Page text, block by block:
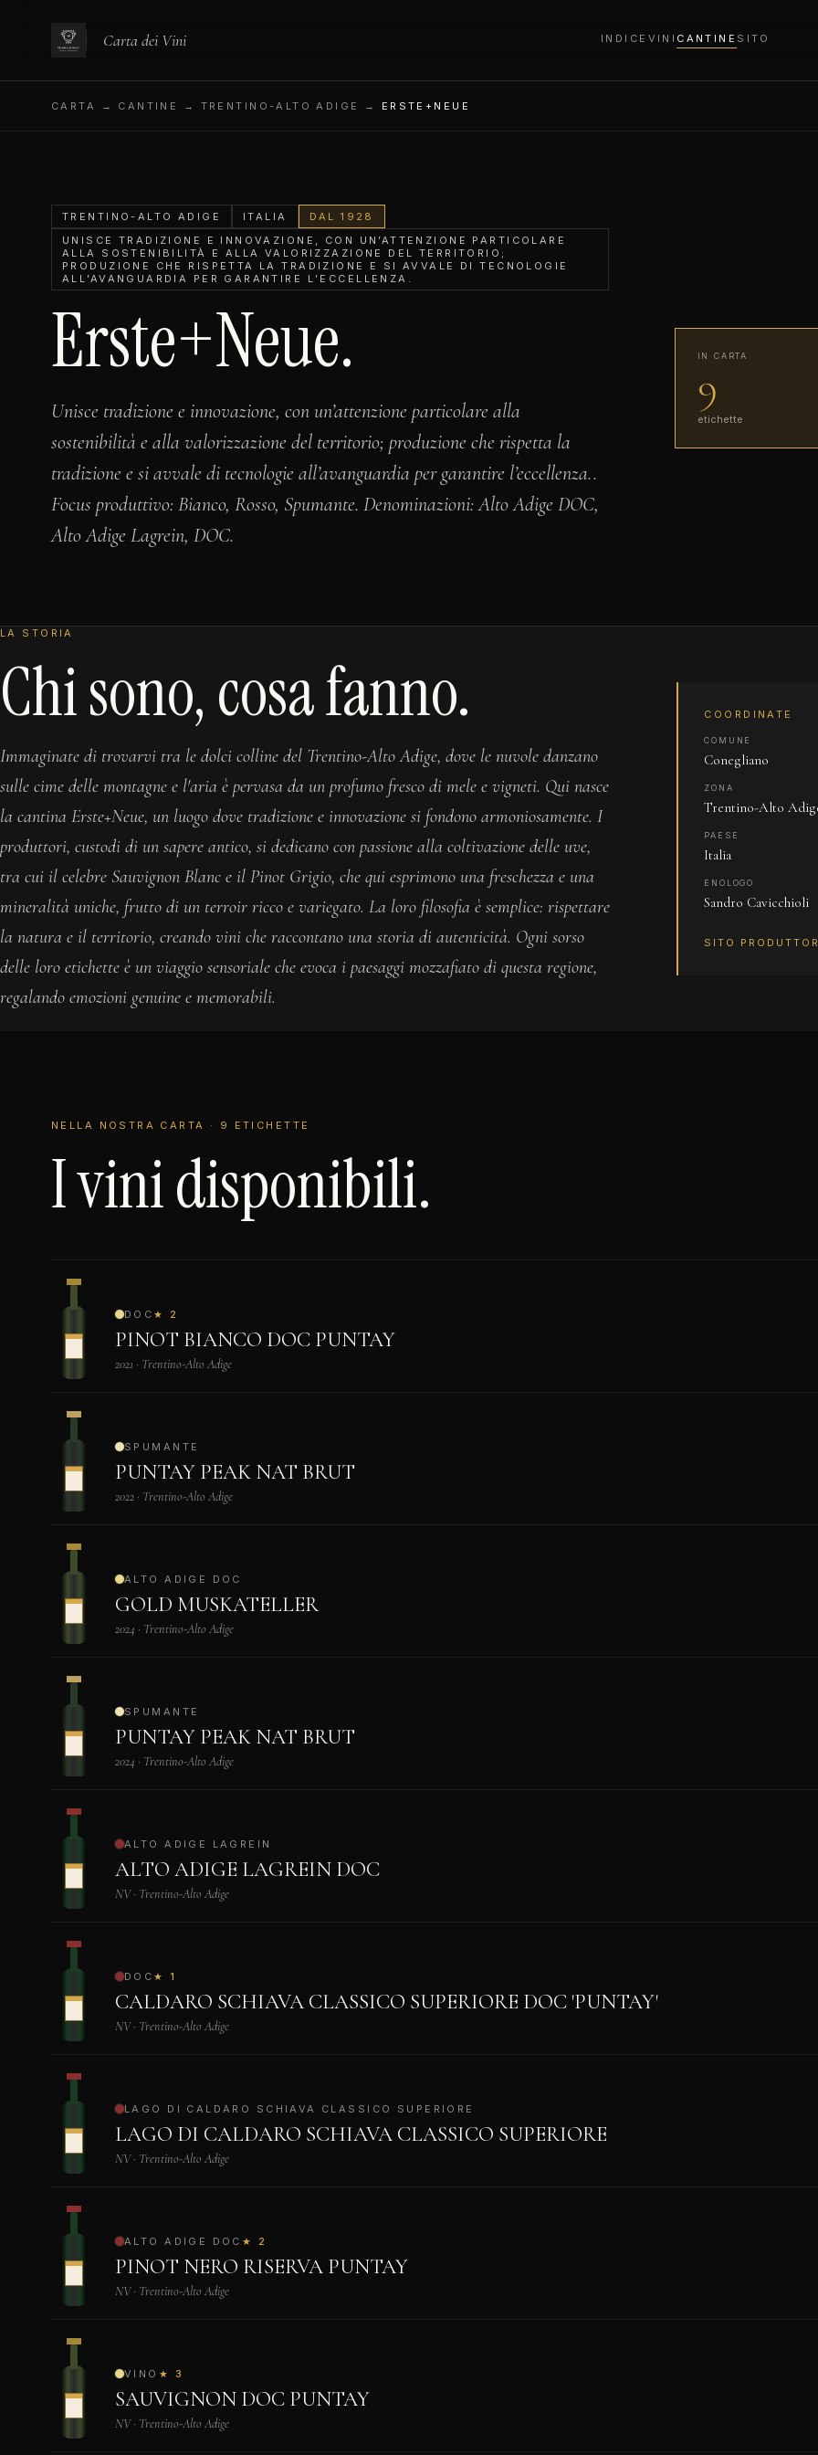
Carta dei Vini INDICE VINI CANTINE SITO
CARTA → CANTINE → TRENTINO-ALTO ADIGE → ERSTE+NEUE
TRENTINO-ALTO ADIGE ITALIA
DAL 1928
UNISCE TRADIZIONE E INNOVAZIONE, CON UN’ATTENZIONE PARTICOLARE
ALLA SOSTENIBILITÀ E ALLA VALORIZZAZIONE DEL TERRITORIO;
PRODUZIONE CHE RISPETTA LA TRADIZIONE E SI AVVALE DI TECNOLOGIE
ALL’AVANGUARDIA PER GARANTIRE L’ECCELLENZA.
Erste+Neue.
Unisce tradizione e innovazione, con un’attenzione particolare alla
sostenibilità e alla valorizzazione del territorio; produzione che rispetta la
tradizione e si avvale di tecnologie all’avanguardia per garantire l’eccellenza..
Focus produttivo: Bianco, Rosso, Spumante. Denominazioni: Alto Adige DOC,
Alto Adige Lagrein, DOC.
IN CARTA
9
etichette
LA STORIA
Chi sono, cosa fanno.
Immaginate di trovarvi tra le dolci colline del Trentino-Alto Adige, dove le nuvole danzano
sulle cime delle montagne e l'aria è pervasa da un profumo fresco di mele e vigneti. Qui nasce
la cantina Erste+Neue, un luogo dove tradizione e innovazione si fondono armoniosamente. I
produttori, custodi di un sapere antico, si dedicano con passione alla coltivazione delle uve,
tra cui il celebre Sauvignon Blanc e il Pinot Grigio, che qui esprimono una freschezza e una
mineralità uniche, frutto di un terroir ricco e variegato. La loro filosofia è semplice: rispettare
la natura e il territorio, creando vini che raccontano una storia di autenticità. Ogni sorso
delle loro etichette è un viaggio sensoriale che evoca i paesaggi mozzafiato di questa regione,
regalando emozioni genuine e memorabili.
COORDINATE
COMUNE
Conegliano
ZONA
Trentino-Alto
PAESE
Italia
ENOLOGO
Sandro Cavicchioli
SITO
NELLA NOSTRA CARTA · 9 ETICHETTE
I vini disponibili.
DOC ★ 2
PINOT BIANCO DOC PUNTAY
2021 · Trentino-Alto Adige
SPUMANTE
PUNTAY PEAK NAT BRUT
2022 · Trentino-Alto Adige
ALTO ADIGE DOC
GOLD MUSKATELLER
2024 · Trentino-Alto Adige
SPUMANTE
PUNTAY PEAK NAT BRUT
2024 · Trentino-Alto Adige
ALTO ADIGE LAGREIN
ALTO ADIGE LAGREIN DOC
NV · Trentino-Alto Adige
DOC ★ 1
CALDARO SCHIAVA CLASSICO SUPERIORE DOC 'PUNTAY'
NV · Trentino-Alto Adige
LAGO DI CALDARO SCHIAVA CLASSICO SUPERIORE
LAGO DI CALDARO SCHIAVA CLASSICO SUPERIORE
NV · Trentino-Alto Adige
ALTO ADIGE DOC ★ 2
PINOT NERO RISERVA PUNTAY
NV · Trentino-Alto Adige
VINO ★ 3
SAUVIGNON DOC PUNTAY
NV · Trentino-Alto Adige